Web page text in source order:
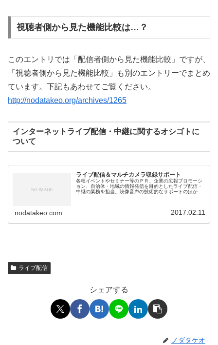
視聴者側から見た機能比較は…？
このエントリでは「配信者側から見た機能比較」ですが、
「視聴者側から見た機能比較」も別のエントリーでまとめ
ています。下記もあわせてご覧ください。
http://nodatakeo.org/archives/1265
インターネットライブ配信・中継に関するオシゴトに
ついて
ライブ配信＆マルチカメラ収録サポート
各種イベントやセミナー等のＰＲ、企業の広報プロモーシ
ョン、自治体・地域の情報発信を目的としたライブ配信・
中継の業務を担当。映像音声の技術的なサポートのほか、
nodatakeo.com 2017.02.11
ライブ配信
シェアする
ノダタケオ